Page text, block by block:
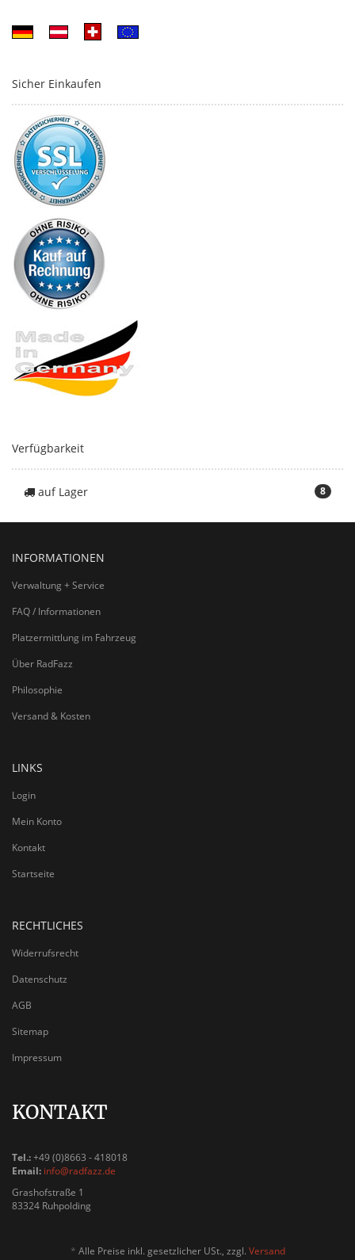
Sicher Einkaufen
Verfügbarkeit
8
auf Lager
INFORMATIONEN
Verwaltung + Service
FAQ / Informationen
Platzermittlung im Fahrzeug
Über RadFazz
Philosophie
Versand & Kosten
LINKS
Login
Mein Konto
Kontakt
Startseite
RECHTLICHES
Widerrufsrecht
Datenschutz
AGB
Sitemap
Impressum
KONTAKT
Tel.:+49 (0)8663 - 418018
Email: info@radfazz.de
Grashofstraße 1
83324 Ruhpolding
* Alle Preise inkl. gesetzlicher USt., zzgl. Versand